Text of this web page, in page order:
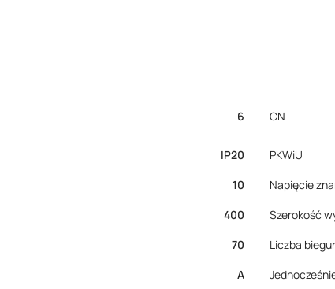
6 CN
IP20 PKWiU
10 Napięcie
400 Szerokość
70 Liczba
A